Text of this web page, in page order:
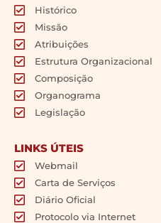
Histórico
Missão
Atribuições
Estrutura Organizacional
Composição
Organograma
Legislação
LINKS ÚTEIS
Webmail
Carta de Serviços
Diário Oficial
Protocolo via Internet